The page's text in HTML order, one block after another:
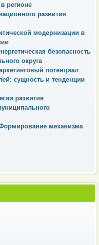
регионе
развития
модернизации в
безопасность
округа
потенциал
сущность и тенденции
развития
механизма